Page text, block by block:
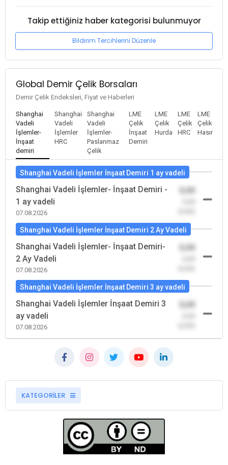
Takip ettiğiniz haber kategorisi bulunmuyor
Bildirim Tercihlerini Düzenle
Global Demir Çelik Borsaları
Demir Çelik Endeksleri, Fiyat ve Haberleri
Shanghai
Vadeli
İşlemler-
İnşaat
demiri
Shanghai
Vadeli
İşlemler
HRC
Shanghai
Vadeli
İşlemler-
Paslanmaz
Çelik
LME
Çelik
İnşaat
Demiri
LME
Çelik
Hurda
LME
Çelik
HRC
LME
Çelik
Hasır
Shanghai Vadeli İşlemler İnşaat Demiri 1 ay vadeli
Shanghai Vadeli İşlemler- İnşaat Demiri -
1 ay vadeli
07.08.2026
Shanghai Vadeli İşlemler İnşaat Demiri 2 Ay Vadeli
Shanghai Vadeli İşlemler- İnşaat Demiri-
2 Ay Vadeli
07.08.2026
Shanghai Vadeli İşlemler İnşaat Demiri 3 ay vadeli
Shanghai Vadeli İşlemler İnşaat Demiri 3
ay vadeli
07.08.2026
KATEGORİLER